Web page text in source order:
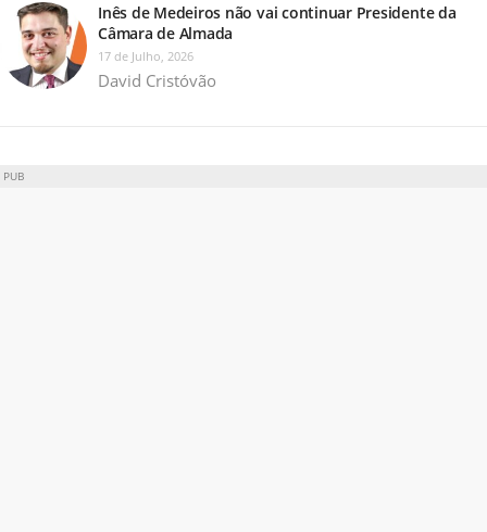
Inês de Medeiros não vai continuar Presidente da
Câmara de Almada
17 de Julho, 2026
David Cristóvão
PUB